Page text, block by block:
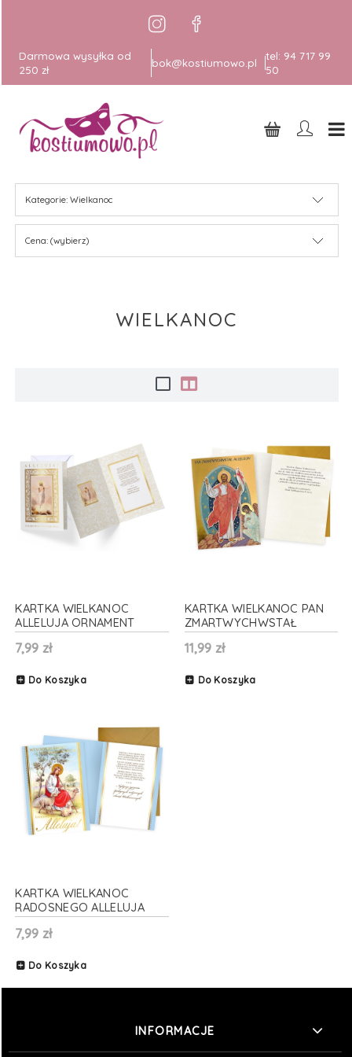
Darmowa wysyłka od
250 zł
bok@kostiumowo.pl
tel: 94 717 99
50
Kategorie: Wielkanoc
Cena: (wybierz)
WIELKANOC
KARTKA WIELKANOC
ALLELUJA ORNAMENT
BIAŁO-ZŁOTA 17x12cm
7,99 zł
Do Koszyka
KARTKA WIELKANOC PAN
ZMARTWYCHWSTAŁ
ALLELUJA ZŁOTA 17x12cm
11,99 zł
Do Koszyka
KARTKA WIELKANOC
RADOSNEGO ALLELUJA
JEZUS Z OWIECZKAMI
17x12cm
7,99 zł
Do Koszyka
INFORMACJE